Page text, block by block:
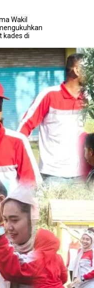
Wakil
kades di